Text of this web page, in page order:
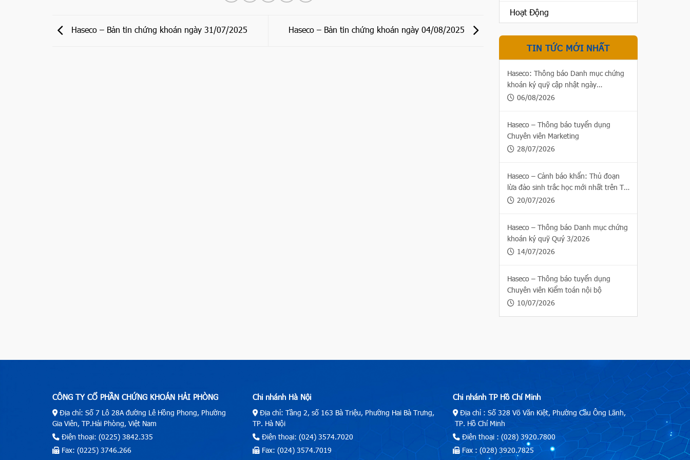
Haseco – Bản tin chứng khoán ngày 31/07/2025 Haseco – Bản tin chứng khoán ngày 04/08/2025
Hoạt Động
TIN TỨC MỚI NHẤT
Haseco: Thông báo Danh mục chứng
khoán ký quỹ cập nhật ngày
06/08/2026
06/08/2026
Haseco – Thông báo tuyển dụng
Chuyên viên Marketing
28/07/2026
Haseco – Cảnh báo khẩn: Thủ đoạn
lừa đảo sinh trắc học mới nhất trên Thị
trường chứng khoán
20/07/2026
Haseco – Thông báo Danh mục chứng
khoán ký quỹ Quý 3/2026
14/07/2026
Haseco – Thông báo tuyển dụng
Chuyên viên Kiểm toán nội bộ
10/07/2026
CÔNG TY CỔ PHẦN CHỨNG KHOÁN HẢI PHÒNG
Địa chỉ: Số 7 Lô 28A đường Lê Hồng Phong, Phường
Gia Viên, TP.Hải Phòng, Việt Nam
Điện thoại: (0225) 3842.335
Fax: (0225) 3746.266
Chi nhánh Hà Nội
Địa chỉ: Tầng 2, số 163 Bà Triệu, Phường Hai Bà Trưng,
TP. Hà Nội
Điện thoại: (024) 3574.7020
Fax: (024) 3574.7019
Chi nhánh TP Hồ Chí Minh
Địa chỉ : Số 328 Võ Văn Kiệt, Phường Cầu Ông Lãnh,
TP. Hồ Chí Minh
Điện thoại : (028) 3920.7800
Fax : (028) 3920.7825